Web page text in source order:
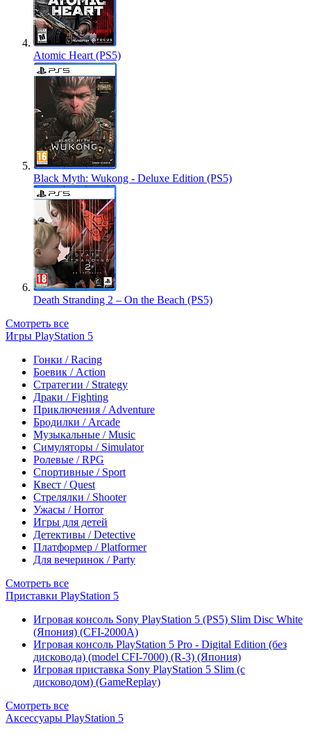
Atomic Heart (PS5)
Black Myth: Wukong - Deluxe Edition (PS5)
Death Stranding 2 – On the Beach (PS5)
Смотреть все
Игры PlayStation 5
Гонки / Racing
Боевик / Action
Стратегии / Strategy
Драки / Fighting
Приключения / Adventure
Бродилки / Arcade
Музыкальные / Music
Симуляторы / Simulator
Ролевые / RPG
Спортивные / Sport
Квест / Quest
Стрелялки / Shooter
Ужасы / Horror
Игры для детей
Детективы / Detective
Платформер / Platformer
Для вечеринок / Party
Смотреть все
Приставки PlayStation 5
Игровая консоль Sony PlayStation 5 (PS5) Slim Disc White
(Япония) (CFI-2000A)
Игровая консоль PlayStation 5 Pro - Digital Edition (без
дисковода) (model CFI-7000) (R-3) (Япония)
Игровая приставка Sony PlayStation 5 Slim (с
дисководом) (GameReplay)
Смотреть все
Аксессуары PlayStation 5